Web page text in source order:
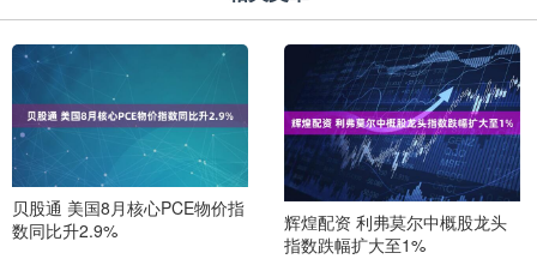
贝股通 美国8月核心PCE物价指
数同比升2.9%
辉煌配资 利弗莫尔中概股龙头
指数跌幅扩大至1%